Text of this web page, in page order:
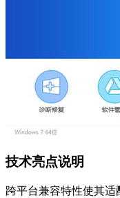
技术亮点说明
跨平台兼容特性使其